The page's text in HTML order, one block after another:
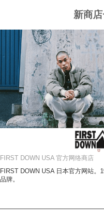
新商
FIRST DOWN USA 官方网络商店
FIRST DOWN USA 日本官方网站。
品牌。